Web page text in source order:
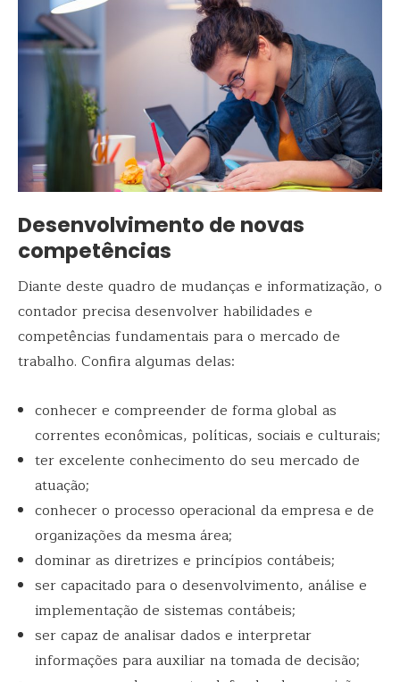
Desenvolvimento de novas
competências
Diante deste quadro de mudanças e informatização, o
contador precisa desenvolver habilidades e
competências fundamentais para o mercado de
trabalho. Confira algumas delas:
conhecer e compreender de forma global as
correntes econômicas, políticas, sociais e culturais;
ter excelente conhecimento do seu mercado de
atuação;
conhecer o processo operacional da empresa e de
organizações da mesma área;
dominar as diretrizes e princípios contábeis;
ser capacitado para o desenvolvimento, análise e
implementação de sistemas contábeis;
ser capaz de analisar dados e interpretar
informações para auxiliar na tomada de decisão;